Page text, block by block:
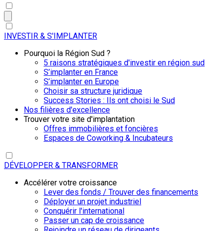
INVESTIR & S'IMPLANTER
Pourquoi la Région Sud ?
5 raisons stratégiques d'investir en région sud
S’implanter en France
S’implanter en Europe
Choisir sa structure juridique
Success Stories : Ils ont choisi le Sud
Nos filières d'excellence
Trouver votre site d'implantation
Offres immobilières et foncières
Espaces de Coworking & Incubateurs
DÉVELOPPER & TRANSFORMER
Accélérer votre croissance
Lever des fonds / Trouver des financements
Déployer un projet industriel
Conquérir l'international
Passer un cap de croissance